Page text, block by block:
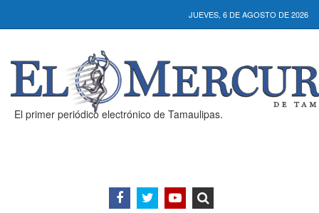
JUEVES, 6 DE AGOSTO DE 2026
El primer periódico electrónico de Tamaulipas.